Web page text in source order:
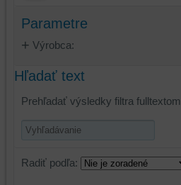
Parametre
Výrobca:
Hľadať text
Prehľadať výsledky filtra fulltextom
Radiť podľa: